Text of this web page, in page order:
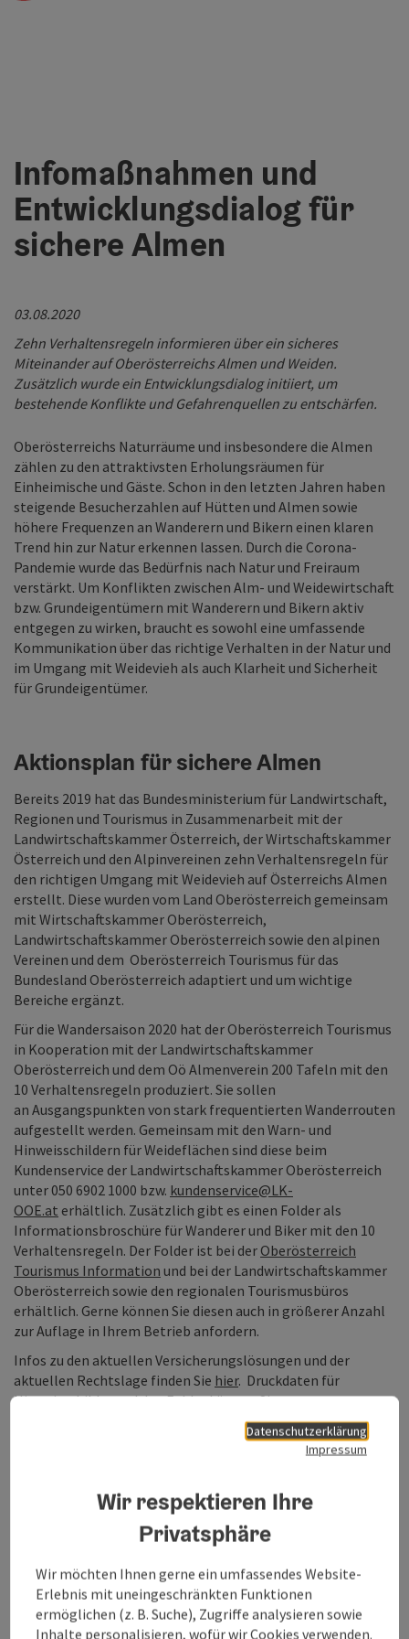
Infomaßnahmen und
Entwicklungsdialog für
sichere Almen
03.08.2020
Zehn Verhaltensregeln informieren über ein sicheres
Miteinander auf Oberösterreichs Almen und Weiden.
Zusätzlich wurde ein Entwicklungsdialog initiiert, um
bestehende Konflikte und Gefahrenquellen zu entschärfen.
Oberösterreichs Naturräume und insbesondere die Almen
zählen zu den attraktivsten Erholungsräumen für
Einheimische und Gäste. Schon in den letzten Jahren haben
steigende Besucherzahlen auf Hütten und Almen sowie
höhere Frequenzen an Wanderern und Bikern einen klaren
Trend hin zur Natur erkennen lassen. Durch die Corona-
Pandemie wurde das Bedürfnis nach Natur und Freiraum
verstärkt. Um Konflikten zwischen Alm- und Weidewirtschaft
bzw. Grundeigentümern mit Wanderern und Bikern aktiv
entgegen zu wirken, braucht es sowohl eine umfassende
Kommunikation über das richtige Verhalten in der Natur und
im Umgang mit Weidevieh als auch Klarheit und Sicherheit
für Grundeigentümer.
Aktionsplan für sichere Almen
Bereits 2019 hat das Bundesministerium für Landwirtschaft,
Regionen und Tourismus in Zusammenarbeit mit der
Landwirtschaftskammer Österreich, der Wirtschaftskammer
Österreich und den Alpinvereinen zehn Verhaltensregeln für
den richtigen Umgang mit Weidevieh auf Österreichs Almen
erstellt. Diese wurden vom Land Oberösterreich gemeinsam
mit Wirtschaftskammer Oberösterreich,
Landwirtschaftskammer Oberösterreich sowie den alpinen
Vereinen und dem Oberösterreich Tourismus für das
Bundesland Oberösterreich adaptiert und um wichtige
Bereiche ergänzt.
Für die Wandersaison 2020 hat der Oberösterreich Tourismus
in Kooperation mit der Landwirtschaftskammer
Oberösterreich und dem Oö Almenverein 200 Tafeln mit den
10 Verhaltensregeln produziert. Sie sollen
an Ausgangspunkten von stark frequentierten Wanderrouten
aufgestellt werden. Gemeinsam mit den Warn- und
Hinweisschildern für Weideflächen sind diese beim
Kundenservice der Landwirtschaftskammer Oberösterreich
unter 050 6902 1000 bzw. kundenservice@LK-
OOE.at erhältlich. Zusätzlich gibt es einen Folder als
Informationsbroschüre für Wanderer und Biker mit den 10
Verhaltensregeln. Der Folder ist bei derOberösterreich
Tourismus Information und bei der Landwirtschaftskammer
Oberösterreich sowie den regionalen Tourismusbüros
erhältlich. Gerne können Sie diesen auch in größerer Anzahl
zur Auflage in Ihrem Betrieb anfordern.
Infos zu den aktuellen Versicherungslösungen und der
aktuellen Rechtslage finden Sie hier. Druckdaten für
Hinweisschilder und den Folder können Sie unter
"Dokumente" herunterladen. Weiterführende Informationen
www.sichere-almen.at
Datenschutzerklärung
Impressum
Wir respektieren Ihre
Privatsphäre
Wir möchten Ihnen gerne ein umfassendes Website-
Erlebnis mit uneingeschränkten Funktionen
ermöglichen (z. B. Suche), Zugriffe analysieren sowie
Inhalte personalisieren, wofür wir Cookies verwenden.